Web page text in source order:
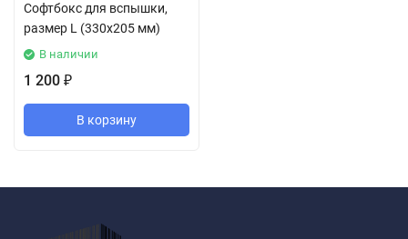
Софтбокс для вспышки,
размер L (330x205 мм)
В наличии
1 200 ₽
В корзину